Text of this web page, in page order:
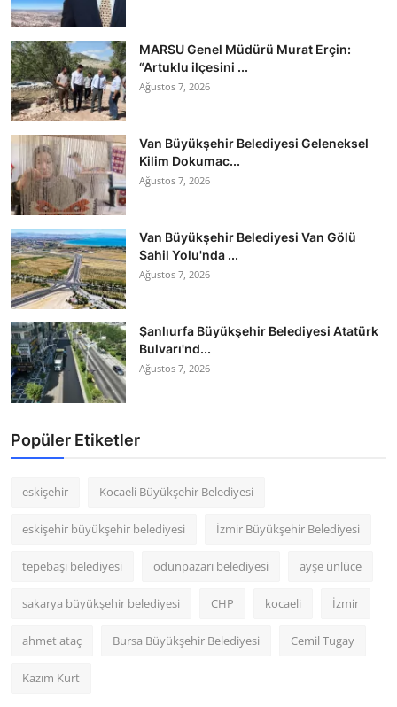
MARSU Genel Müdürü Murat Erçin:
“Artuklu ilçesini ...
Ağustos 7, 2026
Van Büyükşehir Belediyesi Geleneksel
Kilim Dokumac...
Ağustos 7, 2026
Van Büyükşehir Belediyesi Van Gölü
Sahil Yolu'nda ...
Ağustos 7, 2026
Şanlıurfa Büyükşehir Belediyesi Atatürk
Bulvarı'nd...
Ağustos 7, 2026
Popüler Etiketler
eskişehir Kocaeli Büyükşehir Belediyesi
eskişehir büyükşehir belediyesi İzmir Büyükşehir Belediyesi
tepebaşı belediyesi odunpazarı belediyesi ayşe ünlüce
sakarya büyükşehir belediyesi CHP kocaeli İzmir
ahmet ataç Bursa Büyükşehir Belediyesi Cemil Tugay
Kazım Kurt